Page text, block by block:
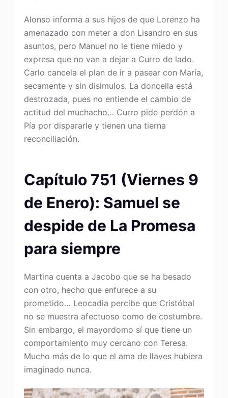
Alonso informa a sus hijos de que Lorenzo ha
amenazado con meter a don Lisandro en sus
asuntos, pero Manuel no le tiene miedo y
expresa que no van a dejar a Curro de lado.
Carlo cancela el plan de ir a pasear con María,
secamente y sin disimulos. La doncella está
destrozada, pues no entiende el cambio de
actitud del muchacho… Curro pide perdón a
Pía por dispararle y tienen una tierna
reconciliación.
Capítulo 751 (Viernes 9
de Enero): Samuel se
despide de La Promesa
para siempre
Martina cuenta a Jacobo que se ha besado
con otro, hecho que enfurece a su
prometido… Leocadia percibe que Cristóbal
no se muestra afectuoso como de costumbre.
Sin embargo, el mayordomo sí que tiene un
comportamiento muy cercano con Teresa.
Mucho más de lo que el ama de llaves hubiera
imaginado nunca.